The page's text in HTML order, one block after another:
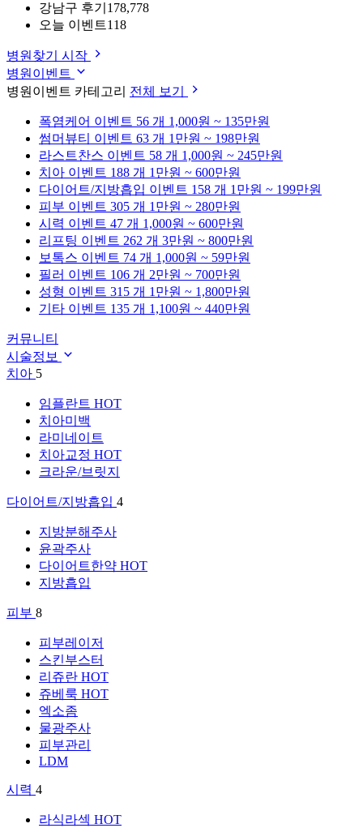
강남구 후기 178,778
오늘 이벤트118
병원찾기 시작
병원이벤트
병원이벤트 카테고리 전체 보기
폭염케어 이벤트 56 개 1,000원 ~ 135만원
썸머뷰티 이벤트 63 개 1만원 ~ 198만원
라스트찬스 이벤트 58 개 1,000원 ~ 245만원
치아 이벤트 188 개 1만원 ~ 600만원
다이어트/지방흡입 이벤트 158 개 1만원 ~ 199만원
피부 이벤트 305 개 1만원 ~ 280만원
시력 이벤트 47 개 1,000원 ~ 600만원
리프팅 이벤트 262 개 3만원 ~ 800만원
보톡스 이벤트 74 개 1,000원 ~ 59만원
필러 이벤트 106 개 2만원 ~ 700만원
성형 이벤트 315 개 1만원 ~ 1,800만원
기타 이벤트 135 개 1,100원 ~ 440만원
커뮤니티
시술정보
치아 5
임플란트 HOT
치아미백
라미네이트
치아교정 HOT
크라운/브릿지
다이어트/지방흡입 4
지방분해주사
윤곽주사
다이어트한약 HOT
지방흡입
피부 8
피부레이저
스킨부스터
리쥬란 HOT
쥬베룩 HOT
엑소좀
물광주사
피부관리
LDM
시력 4
라식라섹 HOT